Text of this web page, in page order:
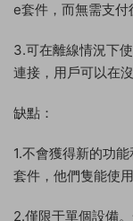
e套件，而無需支付
3.可在離線情況下
連接，用戶可以在
缺點：
1.不會獲得新的功
套件，他們隻能使
2.僅限于單個設備